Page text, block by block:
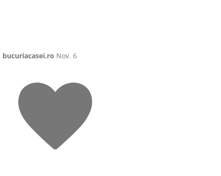
bucuriacasei.ro Nov. 6